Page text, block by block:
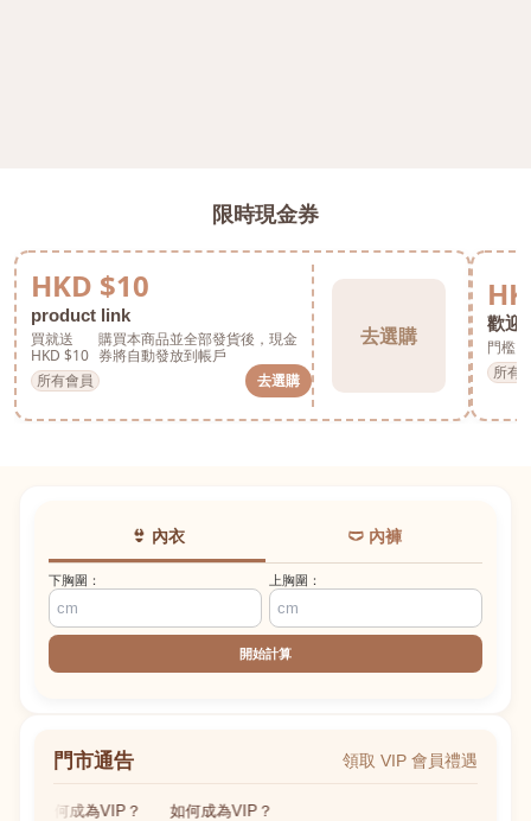
限時現金券
HKD $10
product link
買就送
HKD $10
購買本商品並全部發貨後，現金
券將自動發放到帳戶
所有會員
去選購
去選購
歡迎
門檻
所有
👙 內衣 🩲 內褲
下胸圍： 上胸圍：
開始計算
門市通告 領取 VIP 會員禮遇
如何成為VIP？ 如何成為VIP？